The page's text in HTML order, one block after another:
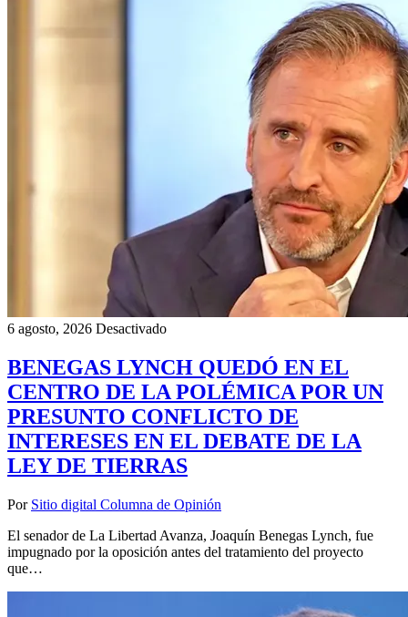
6 agosto, 2026 Desactivado
BENEGAS LYNCH QUEDÓ EN EL
CENTRO DE LA POLÉMICA POR UN
PRESUNTO CONFLICTO DE
INTERESES EN EL DEBATE DE LA
LEY DE TIERRAS
Por Sitio digital Columna de Opinión
El senador de La Libertad Avanza, Joaquín Benegas Lynch, fue
impugnado por la oposición antes del tratamiento del proyecto
que…